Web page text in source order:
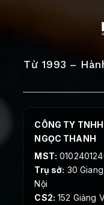
Từ 1993 –
CÔNG TY
NGỌC THANH
MST:
Trụ sở: 30
Nội
CS2: 152 Giảng